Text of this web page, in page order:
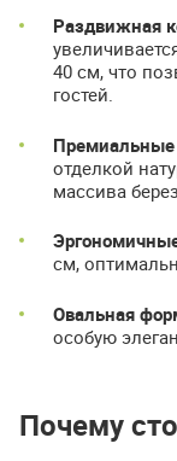
Раздвижная
40 см, что
гостей.
отделкой
массива
см,
Овальная
особую
Почему